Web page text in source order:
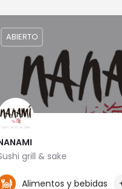
grill & sake
4771241170
ABIERTO
Alimentos y bebidas